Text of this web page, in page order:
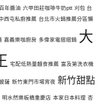
年醬油 六甲田莊咖啡牛奶ptt 刈包 台
西屯私廚推薦 台北市火鍋推薦分區懶
嘉義樂咖廚房 多偉家電摺摺鍋 大
宅配低熱量麵食推薦 富及第洗衣機
薩 新竹東門市場宵夜 新竹甜點
明水然樂板橋重慶店 本家日本料理 杏